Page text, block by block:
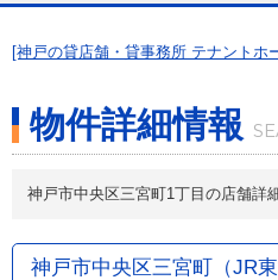
[神戸の貸店舗・貸事務所 テナントホ
物件詳細情報
神戸市中央区三宮町1丁目の店舗詳
神戸市中央区三宮町（JR